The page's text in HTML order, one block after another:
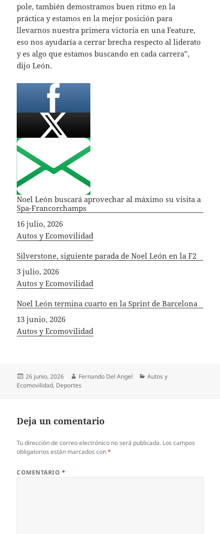
pole, también demostramos buen ritmo en la
práctica y estamos en la mejor posición para
llevarnos nuestra primera victoria en una Feature,
eso nos ayudaría a cerrar brecha respecto al liderato
y es algo que estamos buscando en cada carrera”,
dijo León.
Noel León buscará aprovechar al máximo su visita a
Spa-Francorchamps
Fecha
16 julio, 2026
In relation to
Autos y Ecomovilidad
Silverstone, siguiente parada de Noel León en la F2
Fecha
3 julio, 2026
In relation to
Autos y Ecomovilidad
Noel León termina cuarto en la Sprint de Barcelona
Fecha
13 junio, 2026
In relation to
Autos y Ecomovilidad
Publicado
el
26 junio, 2026 Autor
Fernando Del Angel Categorías
Autos y
Ecomovilidad, Deportes
Deja un comentario
Tu dirección de correo electrónico no será publicada. Los campos
obligatorios están marcados con*
COMENTARIO *